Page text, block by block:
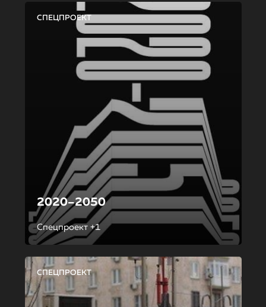
СПЕЦПРОЕКТ
2020–2050
Спецпроект +1
СПЕЦПРОЕКТ